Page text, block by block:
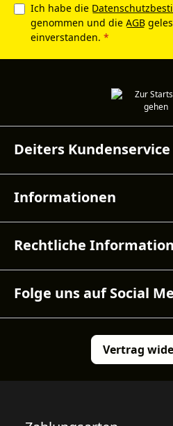
Ich habe die
genommen und die AGB
einverstanden. *
Deiters Kundenservice
Informationen
Rechtliche Information
Folge uns auf Social
Vertrag